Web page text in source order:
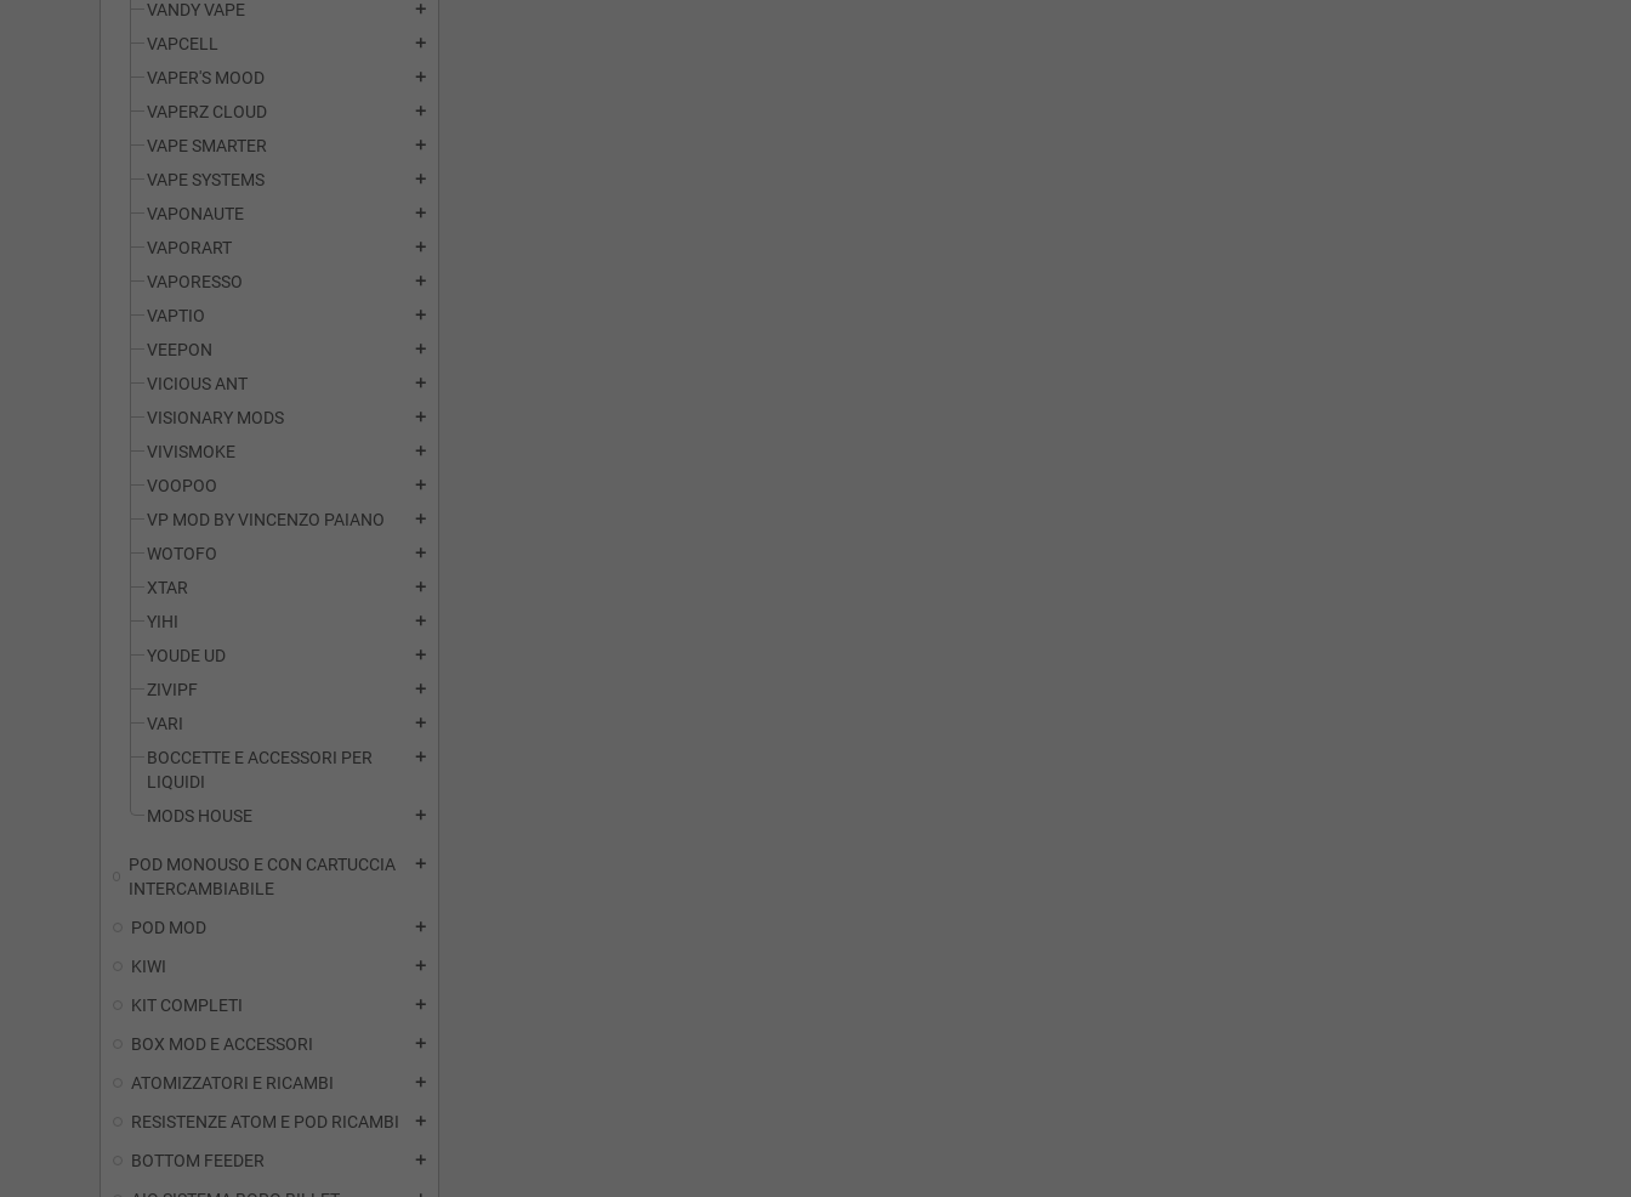
VANDY VAPE add
VAPCELL add
VAPER'S MOOD add
VAPERZ CLOUD add
VAPE SMARTER add
VAPE SYSTEMS add
VAPONAUTE add
VAPORART add
VAPORESSO add
VAPTIO add
VEEPON add
VICIOUS ANT add
VISIONARY MODS add
VIVISMOKE add
VOOPOO add
VP MOD BY VINCENZO PAIANO add
WOTOFO add
XTAR add
YIHI add
YOUDE UD add
ZIVIPF add
VARI add
BOCCETTE E ACCESSORI PER
LIQUIDI
add
MODS HOUSE add
POD MONOUSO E CON CARTUCCIA
INTERCAMBIABILE
add
POD MOD add
KIWI add
KIT COMPLETI add
BOX MOD E ACCESSORI add
ATOMIZZATORI E RICAMBI add
RESISTENZE ATOM E POD RICAMBI add
BOTTOM FEEDER add